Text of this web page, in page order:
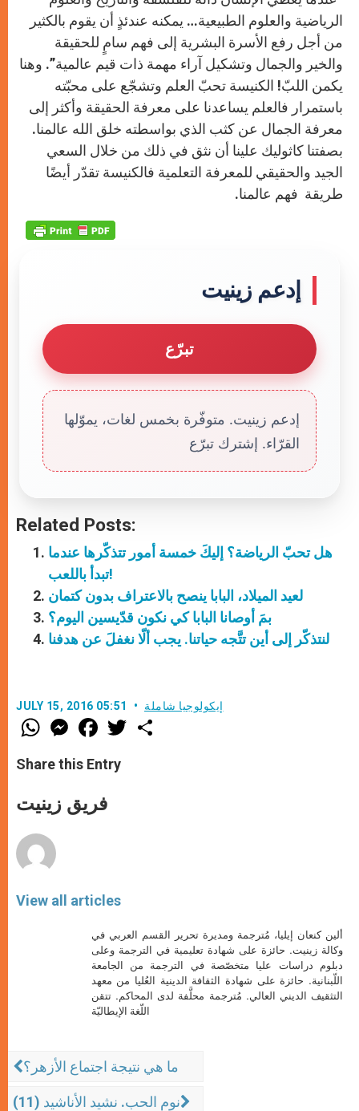
الرياضية والعلوم الطبيعية… يمكنه عندئذٍ أن يقوم بالكثير
من أجل رفع الأسرة البشرية إلى فهم سامٍ للحقيقة
والخير والجمال وتشكيل آراء مهمة ذات قيم عالمية”. وهنا
يكمن اللبّ! الكنيسة تحبّ العلم وتشجّع على محبّته
باستمرار فالعلم يساعدنا على معرفة الحقيقة وأكثر إلى
معرفة الجمال عن كثب الذي بواسطته خلق الله عالمنا.
بصفتنا كاثوليك علينا أن نثق في ذلك من خلال السعي
الجيد والحقيقي للمعرفة التعلمية فالكنيسة تقدّر أيضًا
طريقة فهم عالمنا.
إدعم زينيت
تبرّع
إدعم زينيت. متوفّرة بخمس لغات، يموّلها
القرّاء. إشترك تبرّع
Related Posts:
هل تحبّ الرياضة؟ إليكَ خمسة أمور تتذكّرها عندما
تبدأ باللعب!
لعيد الميلاد، البابا ينصح بالاعتراف بدون كتمان
بمَ أوصانا البابا كي نكون قدّيسين اليوم؟
لنتذكّر إلى أين تتَّجه حياتنا. يجب ألّا نغفلَ عن هدفنا
JULY 15, 2016 05:51 إيكولوجيا شاملة
W
h
t
s
p
p
M
e
s
e
g
e
F
a
e
b
o
k
w
Share this Entry
فريق زينيت
View all articles
ألين كنعان إيليا، مُترجمة ومديرة تحرير القسم العربي في
وكالة زينيت. حائزة على شهادة تعليمية في الترجمة وعلى
دبلوم دراسات عليا متخصّصة في الترجمة من الجامعة
اللّبنانية. حائزة على شهادة الثقافة الدينية العُليا من معهد
التثقيف الديني العالي. مُترجمة محلَّفة لدى المحاكم. تتقن
اللّغة الإيطاليّة
ما هي نتيجة اجتماع الأزهر؟
(11) نوم الحب. نشيد الأناشيد